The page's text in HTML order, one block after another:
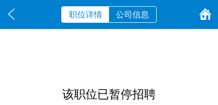
职位详情 公司信息
该职位已暂停招聘